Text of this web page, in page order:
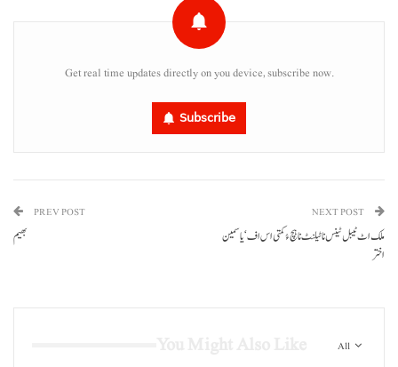
Get real time updates directly on you device, subscribe now.
Subscribe
PREV POST
بھیم
NEXT POST
ملک اٹ ٹیبل ٹینس نا ٹیلنٹ نا ہچ ءُ کمتی اس اف‘یاسمین
اختر
All